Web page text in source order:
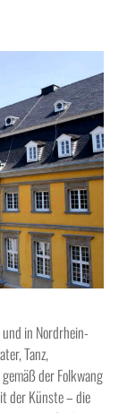
in Nordrhein-
Tanz,
der Folkwang
der Künste – die